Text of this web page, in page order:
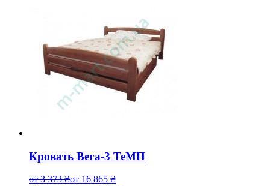
Кровать Вега-3 ТеМП
от3 373₴от 16 865 ₴